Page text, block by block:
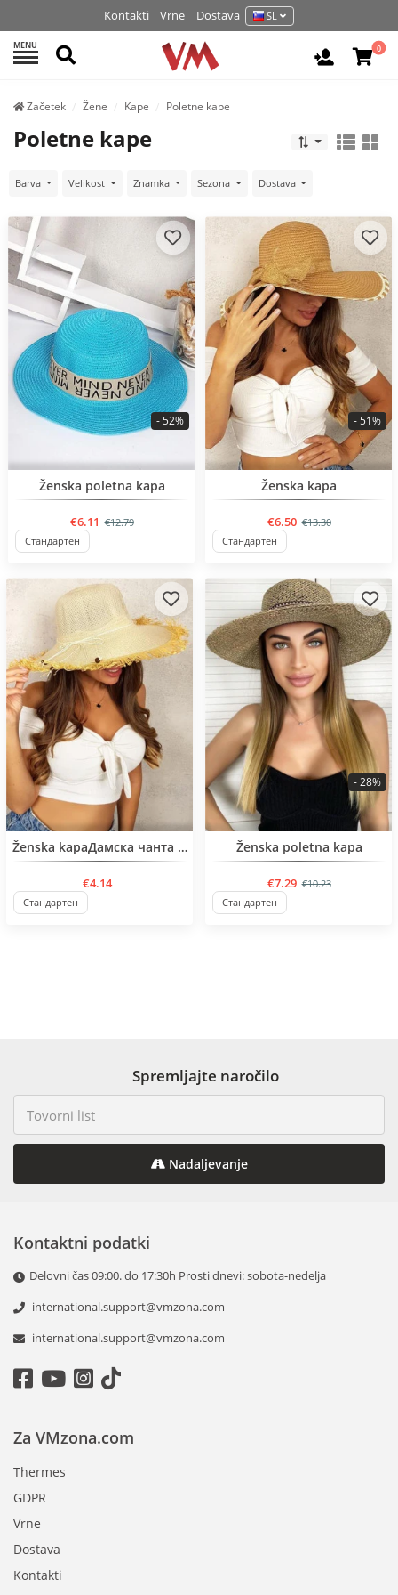
Kontakti Vrne Dostava SL
MENU Išči Prijava /
0
Začetek Žene Kape Poletne kape
Poletne kape
Barva Velikost Znamka Sezona Dostava
BESTSELLER
Ženska poletna kapa
€6.11 €12.79
- 52%
Стандартен
BESTSELLER
Ženska kapa
€6.50 €13.30
- 51%
Стандартен
BESTSELLERŽenska kapaДамска чанта с изчистен дизайн
€4.14
Стандартен
BESTSELLER
Ženska poletna kapa
€7.29 €10.23
- 28%
Стандартен
Spremljajte naročilo
Nadaljevanje
Kontaktni podatki
Delovni čas 09:00. do 17:30h Prosti dnevi: sobota-nedelja
international.support@vmzona.com
international.support@vmzona.com
Za VMzona.com
Thermes
GDPR
Vrne
Dostava
Kontakti